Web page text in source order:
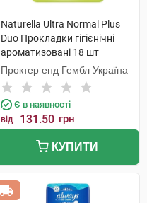
Naturella Ultra Normal Plus
Duo Прокладки гігієнічні
ароматизовані 18 шт
Проктер енд Гембл Україна
Є в наявності
від 131.50 грн
КУПИТИ